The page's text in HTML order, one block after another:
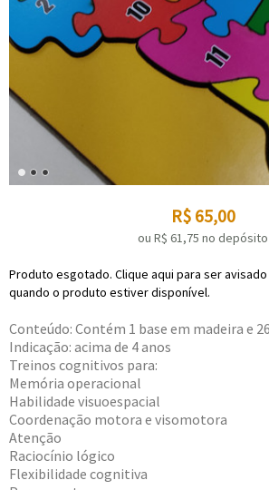
R$ 65,00
ou R$ 61,75 no depósito
Produto esgotado. Clique aqui para ser avisado
quando o produto estiver disponível.
Conteúdo: Contém 1 base em madeira e
Indicação: acima de 4 anos
Treinos cognitivos para:
Memória operacional
Habilidade visuoespacial
Coordenação motora e visomotora
Atenção
Raciocínio lógico
Flexibilidade cognitiva